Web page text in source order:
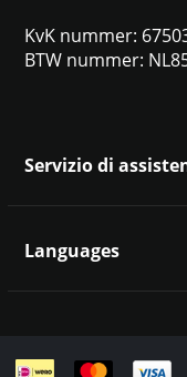
KvK nummer:
BTW nummer:
Servizio di
Esclusione di
Mappa del sito
Languages